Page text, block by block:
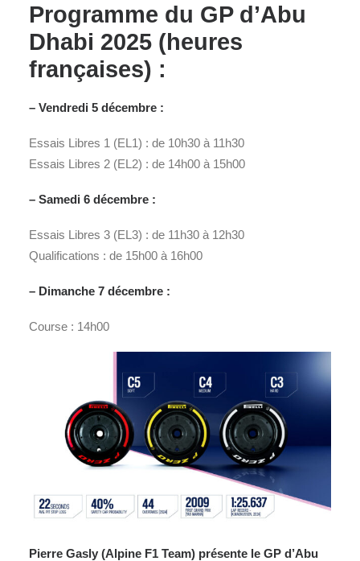
Programme du GP d’Abu
Dhabi 2025 (heures
françaises) :
– Vendredi 5 décembre :
Essais Libres 1 (EL1) : de 10h30 à 11h30
Essais Libres 2 (EL2) : de 14h00 à 15h00
– Samedi 6 décembre :
Essais Libres 3 (EL3) : de 11h30 à 12h30
Qualifications : de 15h00 à 16h00
– Dimanche 7 décembre :
Course : 14h00
Pierre Gasly (Alpine F1 Team) présente le GP d’Abu